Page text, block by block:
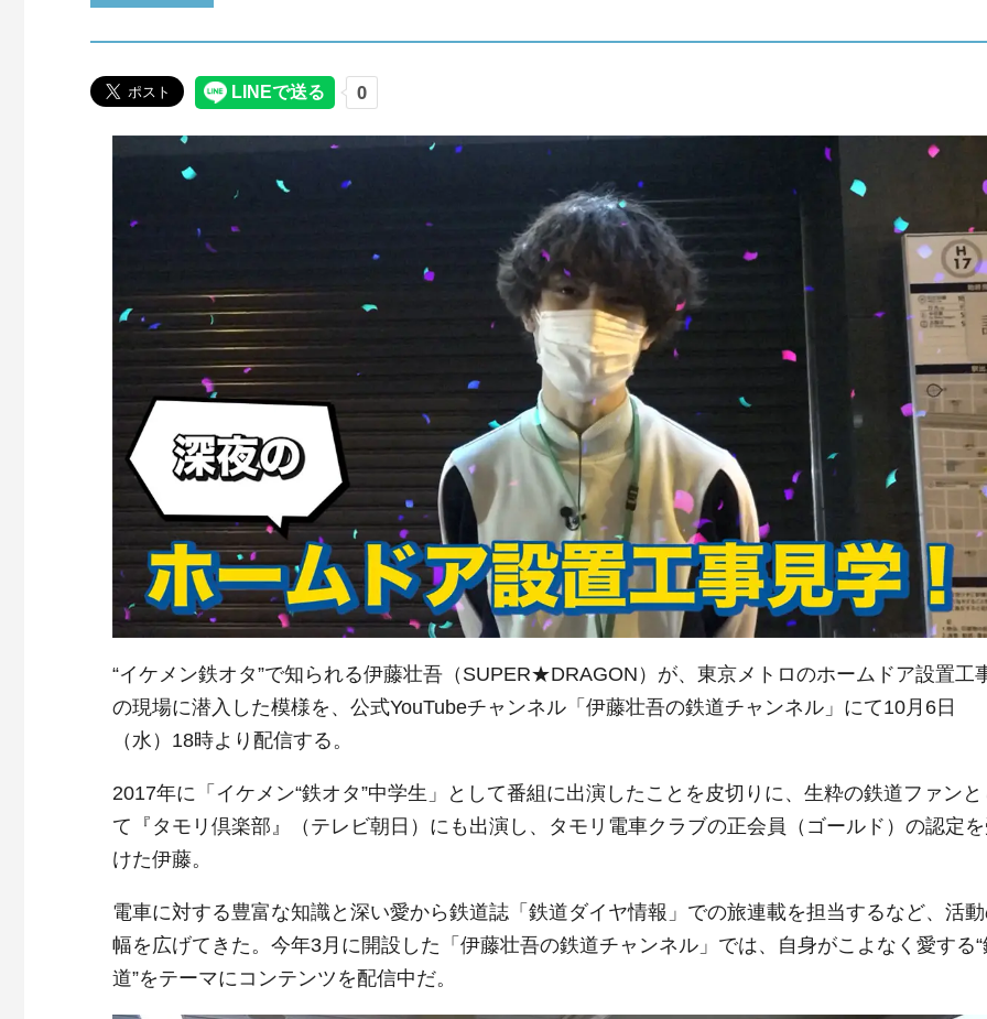
“イケメン鉄オタ”で知られる伊藤壮吾（SUPER★DRAGON）が、東京メトロのホームドア設置工
の現場に潜入した模様を、公式YouTubeチャンネル「伊藤壮吾の鉄道チャンネル」にて10月6日
（水）18時より配信する。
2017年に「イケメン“鉄オタ”中学生」として番組に出演したことを皮切りに、生粋の鉄道ファンと
て『タモリ倶楽部』（テレビ朝日）にも出演し、タモリ電車クラブの正会員（ゴールド）の認定
けた伊藤。
電車に対する豊富な知識と深い愛から鉄道誌「鉄道ダイヤ情報」での旅連載を担当するなど、活
幅を広げてきた。今年3月に開設した「伊藤壮吾の鉄道チャンネル」では、自身がこよなく愛する“
道”をテーマにコンテンツを配信中だ。